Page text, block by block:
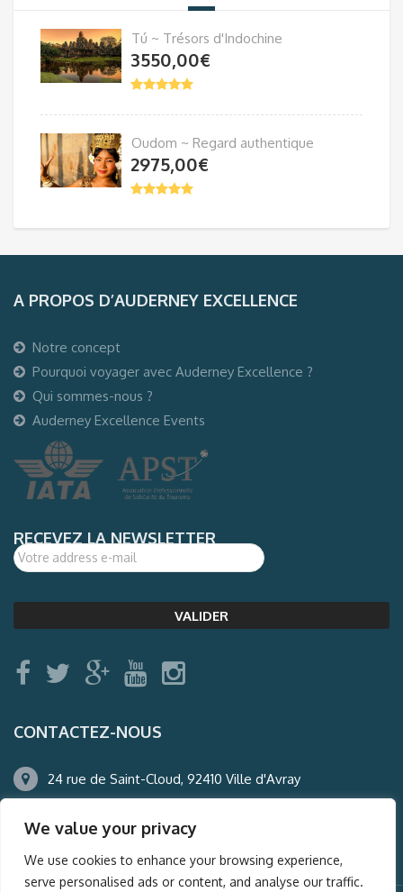
We value your privacy
We use cookies to enhance your browsing experience,
serve personalised ads or content, and analyse our traffic.
Tú ~ Trésors d'Indochine
3550,00€
Oudom ~ Regard authentique
2975,00€
A PROPOS D’AUDERNEY EXCELLENCE
Notre concept
Pourquoi voyager avec Auderney Excellence ?
Qui sommes-nous ?
Auderney Excellence Events
RECEVEZ LA NEWSLETTER
CONTACTEZ-NOUS
24 rue de Saint-Cloud, 92410 Ville d'Avray